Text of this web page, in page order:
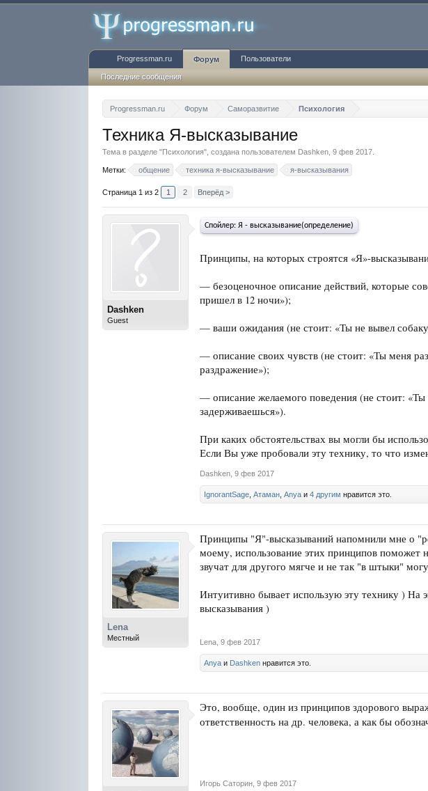
Progressman.ru Форум Саморазвитие Психология
Техника Я-высказывание
Тема в разделе "Психология", создана пользователем Dashken 9 фев 2017
Метки: общение техника я-высказывание я-высказывания
Страница 1 из 2 1 2 Вперёд >
Dashken
Guest
Спойлер: Я - высказывание(определение)
Принципы, на которых строятся «Я»-
— безоценочное описание действий, которые
пришел в 12 ночи»);
— ваши ожидания (не стоит: «Ты не вывел
— описание своих чувств (не стоит: «Ты меня
раздражение»);
— описание желаемого поведения (не стоит:
задерживаешься»).
При каких обстоятельствах вы могли бы
Если Вы уже пробовали эту технику, то что
Dashken 9 фев 2017
IgnorantSage Атаман Anya и 4 другим нравится это.
Lena
Местный
Принципы "Я"-высказываний напомнили мне о
моему, использование этих принципов
звучат для другого мягче и не так "в штыки"
Интуитивно бывает использую эту технику ) На
высказывания )
Lena 9 фев 2017
Anya и Dashken нравится это.
Это, вообще, один из принципов здорового
ответственность на др. человека, а как бы
Игорь Саторин 9 фев 2017
Progressman.ru Форум
Последние сообщения
Пользователи